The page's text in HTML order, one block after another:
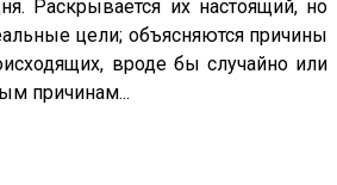
Раскрывается их настоящий, но
цели; объясняются причины
вроде бы случайно или
причинам...